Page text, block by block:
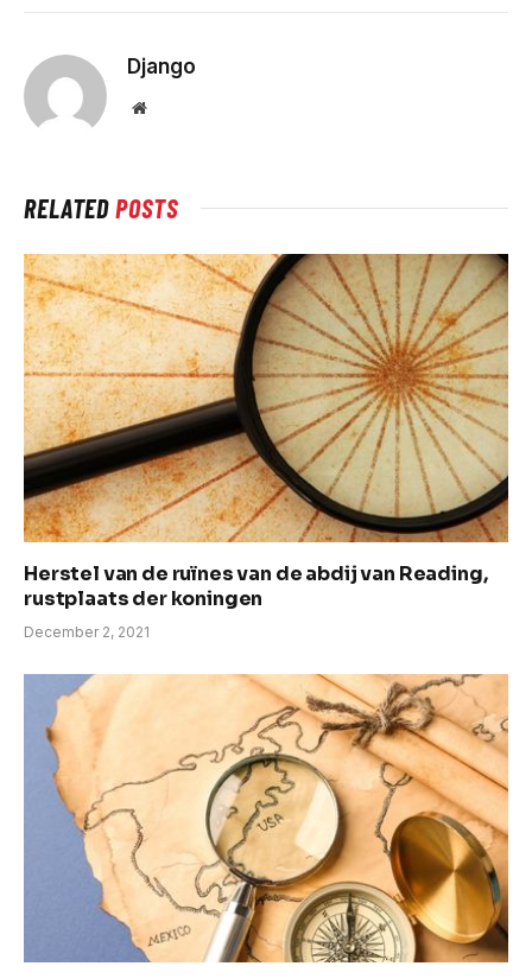
Django
Website
RELATEDPOSTS
Herstel van de ruïnes van de abdij van Reading,
rustplaats der koningen
December 2, 2021